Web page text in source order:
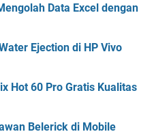
Data Excel dengan
Ejection di HP Vivo
Hot 60 Pro Gratis Kualitas
Belerick di Mobile